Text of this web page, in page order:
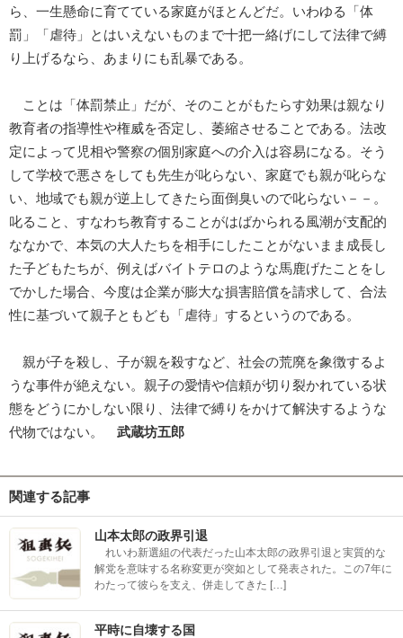
ら、一生懸命に育てている家庭がほとんどだ。いわゆる「体
罰」「虐待」とはいえないものまで十把一絡げにして法律で縛
り上げるなら、あまりにも乱暴である。
ことは「体罰禁止」だが、そのことがもたらす効果は親なり
教育者の指導性や権威を否定し、萎縮させることである。法改
定によって児相や警察の個別家庭への介入は容易になる。そう
して学校で悪さをしても先生が叱らない、家庭でも親が叱らな
い、地域でも親が逆上してきたら面倒臭いので叱らない－－。
叱ること、すなわち教育することがはばかられる風潮が支配的
ななかで、本気の大人たちを相手にしたことがないまま成長し
た子どもたちが、例えばバイトテロのような馬鹿げたことをし
でかした場合、今度は企業が膨大な損害賠償を請求して、合法
性に基づいて親子ともども「虐待」するというのである。
親が子を殺し、子が親を殺すなど、社会の荒廃を象徴するよ
うな事件が絶えない。親子の愛情や信頼が切り裂かれている状
態をどうにかしない限り、法律で縛りをかけて解決するような
代物ではない。 武蔵坊五郎
関連する記事
山本太郎の政界引退
れいわ新選組の代表だった山本太郎の政界引退と実質的な
解党を意味する名称変更が突如として発表された。この7年に
わたって彼らを支え、併走してきた […]
平時に自壊する国